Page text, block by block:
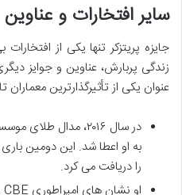
سایر افتخارات و عناوین
جایزه پریتزکر تنها یکی از
زندگی پربارش، عناوین و جوایز
عنوان یکی از تأثیرگذارترین
به او اعطا شد. این دومین
را دریافت می کرد.